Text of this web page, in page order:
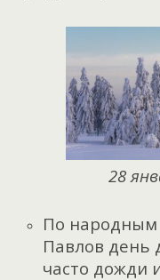
28
По народным
Павлов день
часто дожди